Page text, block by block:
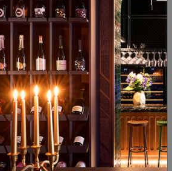
Grappa di Barbera
Italy
2301 € 4500 лв.